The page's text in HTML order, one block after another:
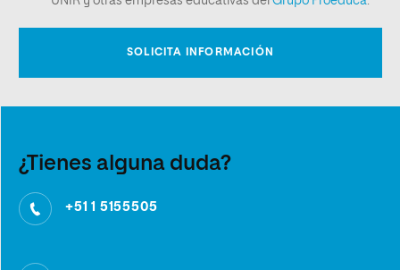
¿Tienes alguna duda?
+51 1 5155505